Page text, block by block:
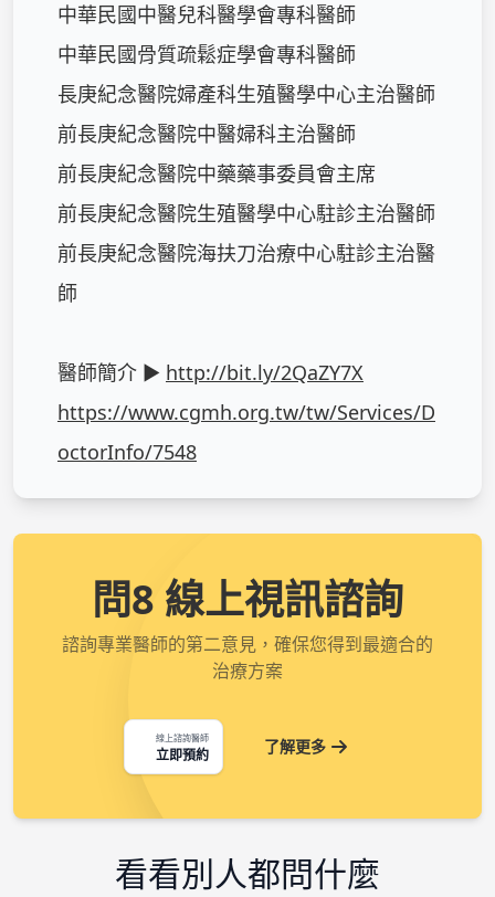
中華民國中醫兒科醫學會專科醫師
中華民國骨質疏鬆症學會專科醫師
長庚紀念醫院婦產科生殖醫學中心主治醫師
前長庚紀念醫院中醫婦科主治醫師
前長庚紀念醫院中藥藥事委員會主席
前長庚紀念醫院生殖醫學中心駐診主治醫師
前長庚紀念醫院海扶刀治療中心駐診主治醫
師
醫師簡介 ► http://bit.ly/2QaZY7X
https://www.cgmh.org.tw/tw/Services/D
octorInfo/7548
問8 線上視訊諮詢
諮詢專業醫師的第二意見，確保您得到最適合的
治療方案
線上諮詢醫師
立即預約 了解更多
看看別人都問什麼